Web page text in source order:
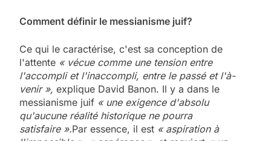
Comment définir le messianisme juif?
Ce qui le caractérise, c'est sa conception de
l'attente « vécue comme une tension entre
l'accompli et l'inaccompli, entre le passé et l'à-
venir », explique David Banon. Il y a dans le
messianisme juif « une exigence d'absolu
qu'aucune réalité historique ne pourra
satisfaire ».Par essence, il est « aspiration à